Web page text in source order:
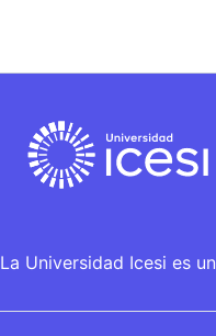
La Universidad Icesi es